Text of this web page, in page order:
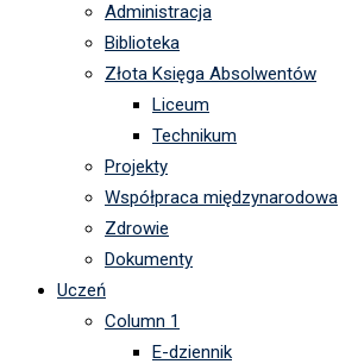
Administracja
Biblioteka
Złota Księga Absolwentów
Liceum
Technikum
Projekty
Współpraca międzynarodowa
Zdrowie
Dokumenty
Uczeń
Column 1
E-dziennik